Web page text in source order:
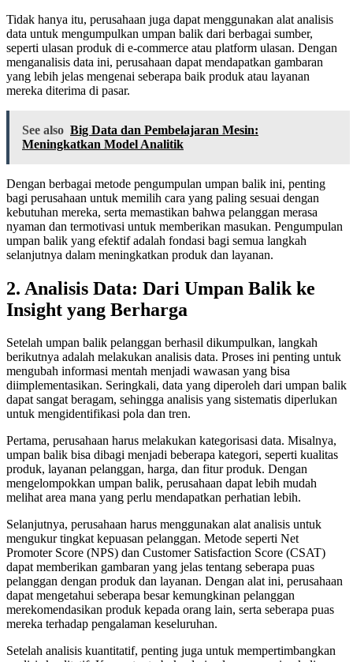
Tidak hanya itu, perusahaan juga dapat menggunakan alat analisis
data untuk mengumpulkan umpan balik dari berbagai sumber,
seperti ulasan produk di e-commerce atau platform ulasan. Dengan
menganalisis data ini, perusahaan dapat mendapatkan gambaran
yang lebih jelas mengenai seberapa baik produk atau layanan
mereka diterima di pasar.
See also Big Data dan Pembelajaran Mesin:
Meningkatkan Model Analitik
Dengan berbagai metode pengumpulan umpan balik ini, penting
bagi perusahaan untuk memilih cara yang paling sesuai dengan
kebutuhan mereka, serta memastikan bahwa pelanggan merasa
nyaman dan termotivasi untuk memberikan masukan. Pengumpulan
umpan balik yang efektif adalah fondasi bagi semua langkah
selanjutnya dalam meningkatkan produk dan layanan.
2. Analisis Data: Dari Umpan Balik ke
Insight yang Berharga
Setelah umpan balik pelanggan berhasil dikumpulkan, langkah
berikutnya adalah melakukan analisis data. Proses ini penting untuk
mengubah informasi mentah menjadi wawasan yang bisa
diimplementasikan. Seringkali, data yang diperoleh dari umpan balik
dapat sangat beragam, sehingga analisis yang sistematis diperlukan
untuk mengidentifikasi pola dan tren.
Pertama, perusahaan harus melakukan kategorisasi data. Misalnya,
umpan balik bisa dibagi menjadi beberapa kategori, seperti kualitas
produk, layanan pelanggan, harga, dan fitur produk. Dengan
mengelompokkan umpan balik, perusahaan dapat lebih mudah
melihat area mana yang perlu mendapatkan perhatian lebih.
Selanjutnya, perusahaan harus menggunakan alat analisis untuk
mengukur tingkat kepuasan pelanggan. Metode seperti Net
Promoter Score (NPS) dan Customer Satisfaction Score (CSAT)
dapat memberikan gambaran yang jelas tentang seberapa puas
pelanggan dengan produk dan layanan. Dengan alat ini, perusahaan
dapat mengetahui seberapa besar kemungkinan pelanggan
merekomendasikan produk kepada orang lain, serta seberapa puas
mereka terhadap pengalaman keseluruhan.
Setelah analisis kuantitatif, penting juga untuk mempertimbangkan